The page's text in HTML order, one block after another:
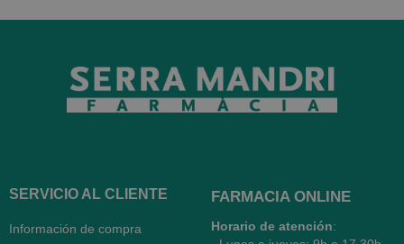
SERVICIO AL CLIENTE
Información de compra
FARMACIA ONLINE
Horario de atención: